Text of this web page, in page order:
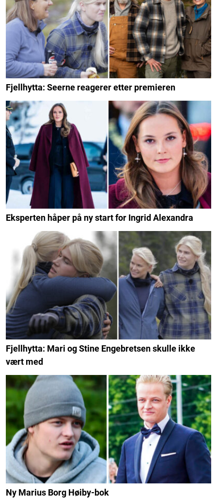
Fjellhytta: Seerne reagerer etter premieren
Eksperten håper på ny start for Ingrid Alexandra
Fjellhytta: Mari og Stine Engebretsen skulle ikke
vært med
Ny Marius Borg Høiby-bok